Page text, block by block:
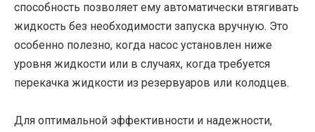
способность позволяет ему автоматически втягивать
жидкость без необходимости запуска вручную. Это
особенно полезно, когда насос установлен ниже
уровня жидкости или в случаях, когда требуется
перекачка жидкости из резервуаров или колодцев.
Для оптимальной эффективности и надежности,